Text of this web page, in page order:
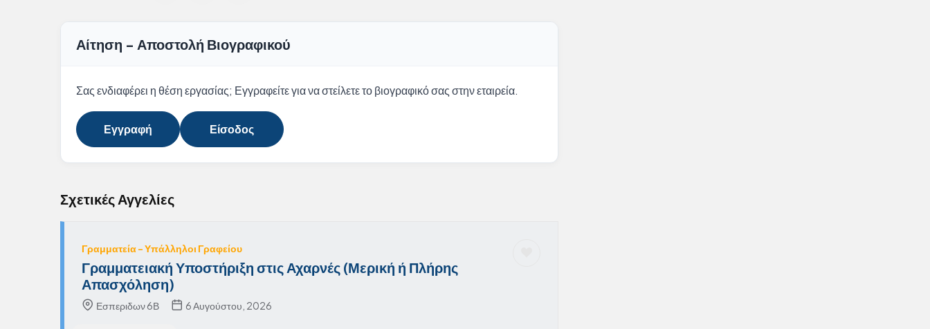
Αίτηση - Αποστολή Βιογραφικού
Σας ενδιαφέρει η θέση εργασίας; Εγγραφείτε για να στείλετε το βιογραφικό σας στην εταιρεία.
Εγγραφή Είσοδος
Σχετικές Αγγελίες
Γραμματεία - Υπάλληλοι Γραφείου
Γραμματειακή Υποστήριξη στις Αχαρνές (Μερική ή Πλήρης
Απασχόληση)
Εσπεριδων 6Β 6 Αυγούστου, 2026